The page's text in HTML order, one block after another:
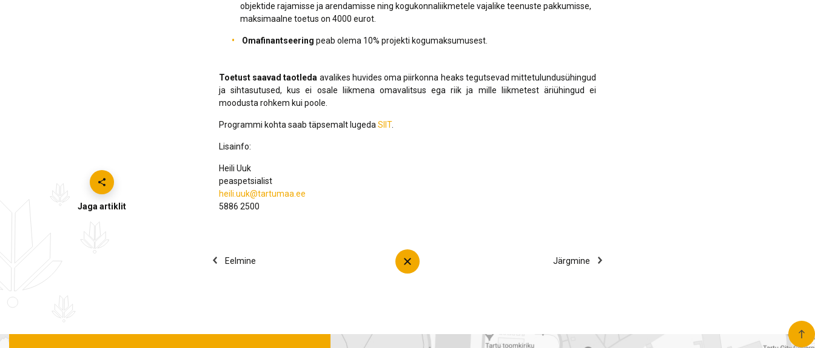
Jaga artiklit
objektide rajamisse ja arendamisse ning kogukonnaliikmetele vajalike teenuste pakkumisse,
maksimaalne toetus on 4000 eurot.
Omafinantseering peab olema 10% projekti kogumaksumusest.
Toetust saavad taotleda avalikes huvides oma piirkonna heaks tegutsevad mittetulundusühingud
ja sihtasutused, kus ei osale liikmena omavalitsus ega riik ja mille liikmetest äriühingud ei
moodusta rohkem kui poole.
Programmi kohta saab täpsemalt lugeda SIIT.
Lisainfo:
Heili Uuk
peaspetsialist
heili.uuk@tartumaa.ee
5886 2500
Eelmine Järgmine